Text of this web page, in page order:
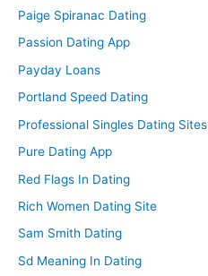
Paige Spiranac Dating
Passion Dating App
Payday Loans
Portland Speed Dating
Professional Singles Dating Sites
Pure Dating App
Red Flags In Dating
Rich Women Dating Site
Sam Smith Dating
Sd Meaning In Dating